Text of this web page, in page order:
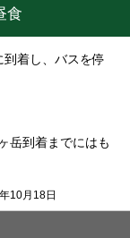
食
到着し、バスを停
岳到着までにはも
10月18日